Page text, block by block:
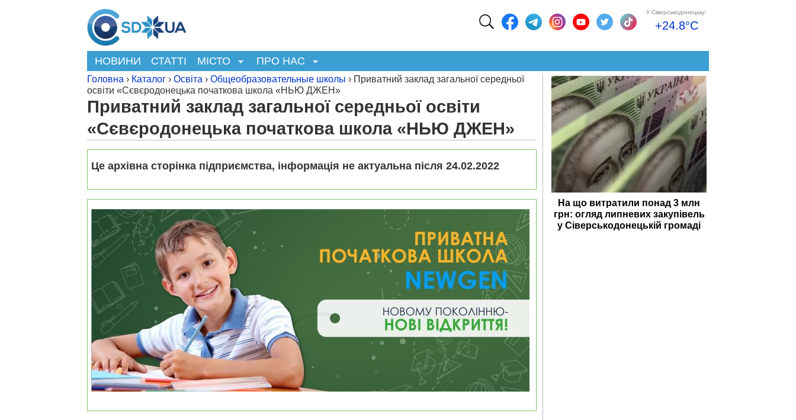
У Сіверськодонецьку:
+24.8°C
НОВИНИ СТАТТІ МІСТО ПРО НАС
Головна › Каталог › Освіта › Общеобразовательные школы › Приватний заклад загальної середньої
освіти «Сєвєродонецька початкова школа «НЬЮ ДЖЕН»
Приватний заклад загальної середньої освіти
«Сєвєродонецька початкова школа «НЬЮ ДЖЕН»
Це архівна сторінка підприємства, інформація не актуальна після 24.02.2022
На що витратили понад 3 млн
грн: огляд липневих закупівель
у Сіверськодонецькій громаді